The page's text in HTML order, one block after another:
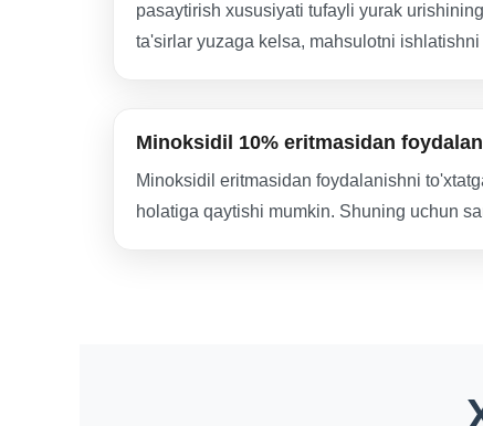
pasaytirish xususiyati tufayli yurak
ta'sirlar yuzaga kelsa, mahsulotni
Minoksidil 10% eritmasidan
Minoksidil eritmasidan foydalanishni
holatiga qaytishi mumkin. Shuning uchun